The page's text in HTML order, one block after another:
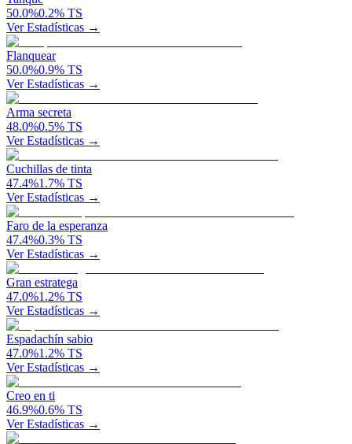
50.0%0.2% TS
Ver Estadísticas →
Flanquear
50.0%0.9% TS
Ver Estadísticas →
Arma secreta
48.0%0.5% TS
Ver Estadísticas →
Cuchillas de tinta
47.4%1.7% TS
Ver Estadísticas →
Faro de la esperanza
47.4%0.3% TS
Ver Estadísticas →
Gran estratega
47.0%1.2% TS
Ver Estadísticas →
Espadachín sabio
47.0%1.2% TS
Ver Estadísticas →
Creo en ti
46.9%0.6% TS
Ver Estadísticas →